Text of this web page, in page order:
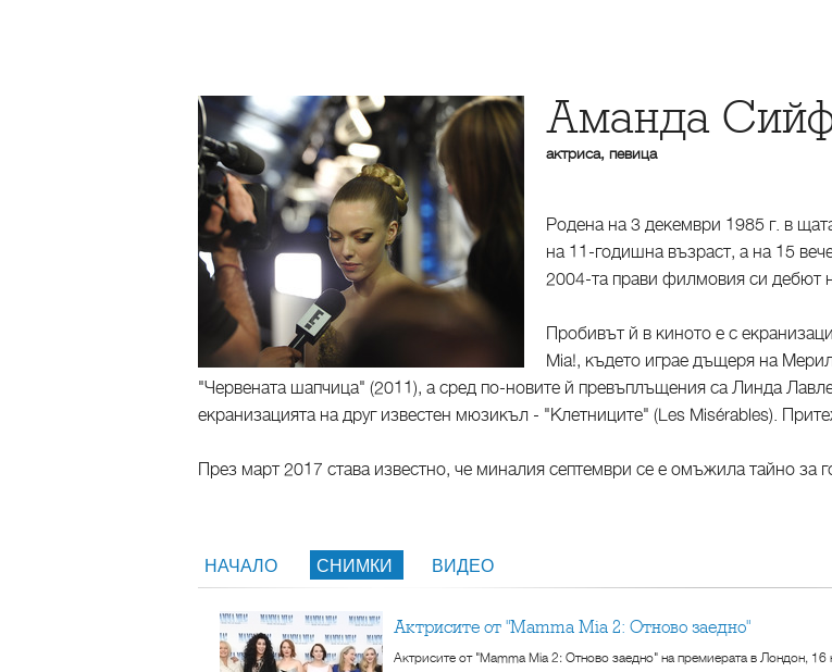
Аманда
актриса, певица
Родена на 3 декември 1985 г. в
на 11-годишна възраст, а на 15
2004-та прави филмовия си дебют
Пробивът й в киното е с
Mia!, където играе дъщеря на
"Червената шапчица" (2011), а сред по-новите й превъплъщения са Линда
екранизацията на друг известен мюзикъл - "Клетниците" (Les Misérables).
През март 2017 става известно, че миналия септември се е омъжила тайно за
НАЧАЛО СНИМКИ ВИДЕО
Актрисите от "Mamma Mia 2: Отново заедно"
Актрисите от "Mamma Mia 2: Отново заедно" на премиерата в Лондон,